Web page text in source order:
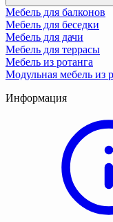
Мебель для балконов
Мебель для беседки
Мебель для дачи
Мебель для террасы
Мебель из ротанга
Модульная мебель из
Информация